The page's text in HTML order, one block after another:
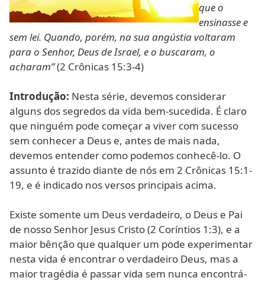
que o
ensinasse e
sem lei. Quando, porém, na sua angústia voltaram
para o Senhor, Deus de Israel, e o buscaram, o
acharam”(2 Crônicas 15:3-4)
Introdução: Nesta série, devemos considerar
alguns dos segredos da vida bem-sucedida. É claro
que ninguém pode começar a viver com sucesso
sem conhecer a Deus e, antes de mais nada,
devemos entender como podemos conhecê-lo. O
assunto é trazido diante de nós em 2 Crônicas 15:1-
19, e é indicado nos versos principais acima.
Existe somente um Deus verdadeiro, o Deus e Pai
de nosso Senhor Jesus Cristo (2 Coríntios 1:3), e a
maior bênção que qualquer um pode experimentar
nesta vida é encontrar o verdadeiro Deus, mas a
maior tragédia é passar vida sem nunca encontrá-